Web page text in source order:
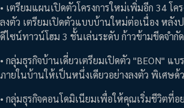
• เตรียมแผนเปิดตัวโครงการใหม่เพิ่มอีก 34
ลงตัว เตรียมเปิดตัวแบบบ้านใหม่ต่อเนื่อง หลังป
ดีไซน์ทาวน์โฮม 3 ชั้นเล่นระดับ ก้าวข้ามขีดจำ
• กลุ่มธุรกิจบ้านเดี่ยวเตรียมเปิดตัว "BEON"
ภายในบ้านให้เป็นหนึ่งเดียวอย่างลงตัว พิเศษ
• กลุ่มธุรกิจคอนโดมิเนียมเพื่อให้คุณเริ่มชีวิตที่อ